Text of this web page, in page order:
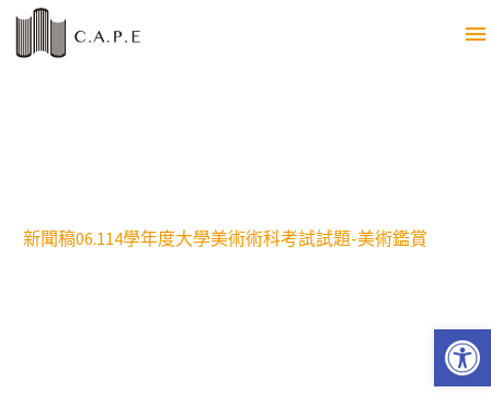
新聞稿06.114學年度大學美術術科考試試題-美術鑑賞